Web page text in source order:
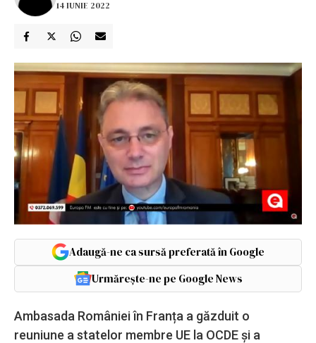
14 IUNIE 2022
Adaugă-ne ca sursă preferată în Google
Urmărește-ne pe Google News
Ambasada României în Franța a găzduit o
reuniune a statelor membre UE la OCDE şi a